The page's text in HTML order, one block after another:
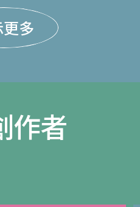
更多
作者